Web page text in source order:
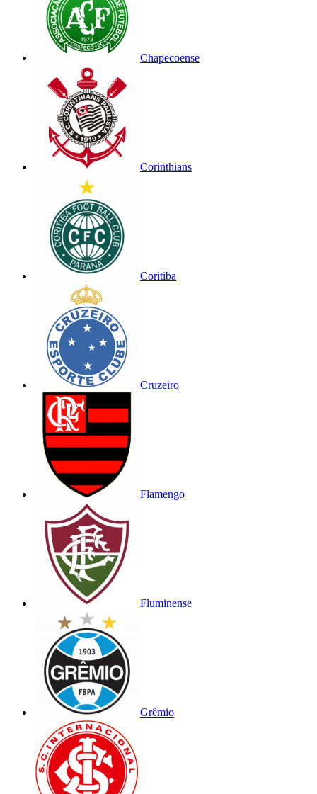
Chapecoense
Corinthians
Coritiba
Cruzeiro
Flamengo
Fluminense
Grêmio